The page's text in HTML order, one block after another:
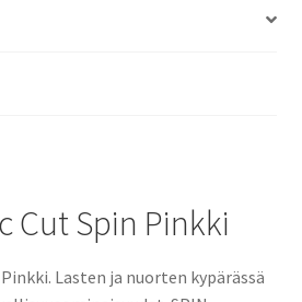
Cut Spin Pinkki
Lasten ja nuorten kypärässä